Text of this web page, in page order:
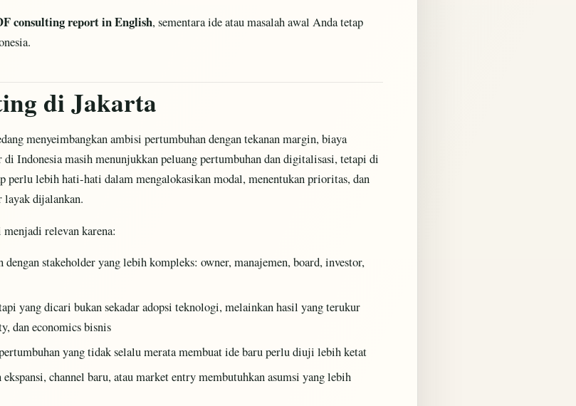
consulting report in English, sementara ide atau masalah awal Anda tetap
di Jakarta
menyeimbangkan ambisi pertumbuhan dengan tekanan margin, biaya
Indonesia masih menunjukkan peluang pertumbuhan dan digitalisasi, tetapi di
perlu lebih hati-hati dalam mengalokasikan modal, menentukan prioritas, dan
dijalankan.
relevan karena:
dengan stakeholder yang lebih kompleks: owner, manajemen, board, investor,
yang dicari bukan sekadar adopsi teknologi, melainkan hasil yang terukur
dan economics bisnis
yang tidak selalu merata membuat ide baru perlu diuji lebih ketat
channel baru, atau market entry membutuhkan asumsi yang lebih